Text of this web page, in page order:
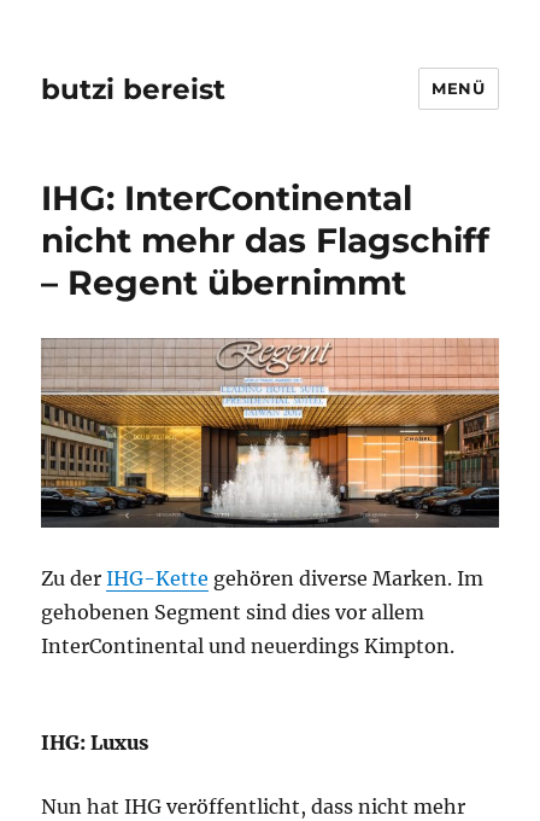
butzi bereist MENÜ
IHG: InterContinental
nicht mehr das Flagschiff
– Regent übernimmt
Zu derIHG-Kette gehören diverse Marken. Im
gehobenen Segment sind dies vor allem
InterContinental und neuerdings Kimpton.
IHG: Luxus
Nun hat IHG veröffentlicht, dass nicht mehr